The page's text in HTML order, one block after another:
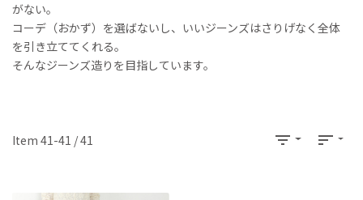
がない。
コーデ（おかず）を選ばないし、いいジーンズはさりげなく全体
を引き立ててくれる。
そんなジーンズ造りを目指しています。
Item 41-41 / 41 filter_list sort